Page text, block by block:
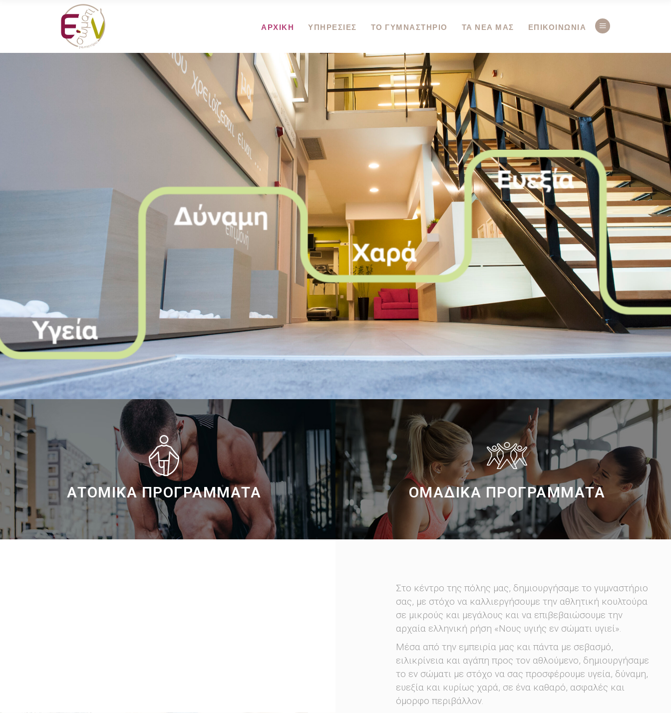
ΑΡΧΙΚΗ ΥΠΗΡΕΣΙΕΣ ΤΟ ΓΥΜΝΑΣΤΗΡΙΟ ΤΑ ΝΕΑ ΜΑΣ ΕΠΙΚΟΙΝΩΝΙΑ
ΑΤΟΜΙΚΆ ΠΡΟΓΡΆΜΜΑΤΑ
ΠΕΡΙΣΣΟΤΕΡΑ
ΟΜΑΔΙΚΆ ΠΡΟΓΡΆΜΜΑΤΑ
ΠΕΡΙΣΣΟΤΕΡΑ
Στο κέντρο της πόλης μας, δημιουργήσαμε το γυμναστήριο
σας, με στόχο να καλλιεργήσουμε την αθλητική κουλτούρα
σε μικρούς και μεγάλους και να επιβεβαιώσουμε την
αρχαία ελληνική ρήση «Νους υγιής εν σώματι υγιεί».
Μέσα από την εμπειρία μας και πάντα με σεβασμό,
ειλικρίνεια και αγάπη προς τον αθλούμενο, δημιουργήσαμε
το εν σώματι με στόχο να σας προσφέρουμε υγεία, δύναμη,
ευεξία και κυρίως χαρά, σε ένα καθαρό, ασφαλές και
όμορφο περιβάλλον.